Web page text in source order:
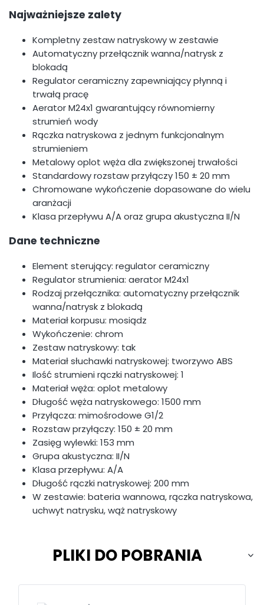
Najważniejsze zalety
Kompletny zestaw natryskowy w zestawie
Automatyczny przełącznik wanna/natrysk z
blokadą
Regulator ceramiczny zapewniający płynną i
trwałą pracę
Aerator M24x1 gwarantujący równomierny
strumień wody
Rączka natryskowa z jednym funkcjonalnym
strumieniem
Metalowy oplot węża dla zwiększonej trwałości
Standardowy rozstaw przyłączy 150 ± 20 mm
Chromowane wykończenie dopasowane do wielu
aranżacji
Klasa przepływu A/A oraz grupa akustyczna II/N
Dane techniczne
Element sterujący: regulator ceramiczny
Regulator strumienia: aerator M24x1
Rodzaj przełącznika: automatyczny przełącznik
wanna/natrysk z blokadą
Materiał korpusu: mosiądz
Wykończenie: chrom
Zestaw natryskowy: tak
Materiał słuchawki natryskowej: tworzywo ABS
Ilość strumieni rączki natryskowej: 1
Materiał węża: oplot metalowy
Długość węża natryskowego: 1500 mm
Przyłącza: mimośrodowe G1/2
Rozstaw przyłączy: 150 ± 20 mm
Zasięg wylewki: 153 mm
Grupa akustyczna: II/N
Klasa przepływu: A/A
Długość rączki natryskowej: 200 mm
W zestawie: bateria wannowa, rączka natryskowa,
uchwyt natrysku, wąż natryskowy
PLIKI DO POBRANIA